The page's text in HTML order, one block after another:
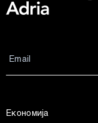
Економија